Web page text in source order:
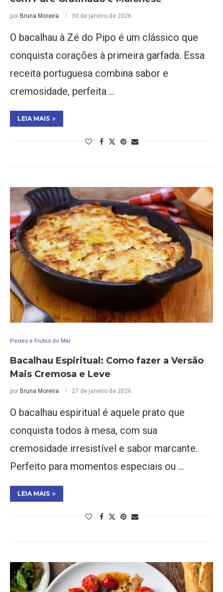
por Bruna Moreira 30 de janeiro de 2026
O bacalhau à Zé do Pipo é um clássico que
conquista corações à primeira garfada. Essa
receita portuguesa combina sabor e
cremosidade, perfeita …
LEIA MAIS
Peixes e Frutos do Mar
Bacalhau Espiritual: Como fazer a Versão
Mais Cremosa e Leve
por Bruna Moreira 27 de janeiro de 2026
O bacalhau espiritual é aquele prato que
conquista todos à mesa, com sua
cremosidade irresistível e sabor marcante.
Perfeito para momentos especiais ou …
LEIA MAIS